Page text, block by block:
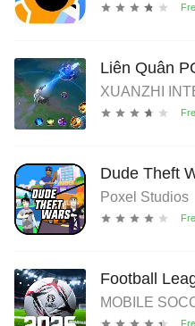
Liên Quân
XUANZHI
Dude Theft
Poxel Studios
Football
MOBILE